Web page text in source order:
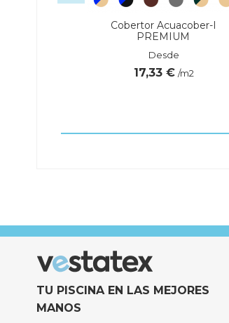
Cobertor Acuacober-I
PREMIUM
Desde
17,33 € /m2
TU PISCINA EN LAS MEJORES
MANOS